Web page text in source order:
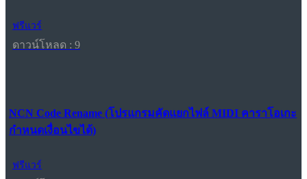
ฟรีแวร์
ดาวน์โหลด : 9
NCN Code Rename (โปรแกรมคัดแยกไฟล์ MIDI คาราโอเกะ
กำหนดเงื่อนไขได้)
ฟรีแวร์